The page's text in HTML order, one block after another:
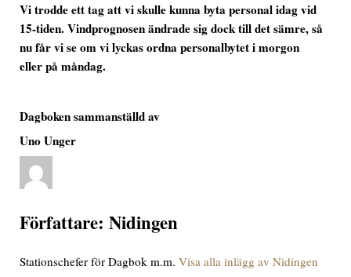
Vi trodde ett tag att vi skulle kunna byta personal idag vid
15-tiden. Vindprognosen ändrade sig dock till det sämre, så
nu får vi se om vi lyckas ordna personalbytet i morgon
eller på måndag.
Dagboken sammanställd av
Uno Unger
Författare: Nidingen
Stationschefer för Dagbok m.m.Visa alla inlägg av Nidingen